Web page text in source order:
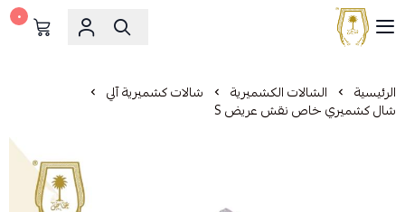
مشالح المهدي الملكية
٠
الرئيسية الشالات الكشميرية شالات كشميرية آلي
شال كشميري خاص نقش عريض S